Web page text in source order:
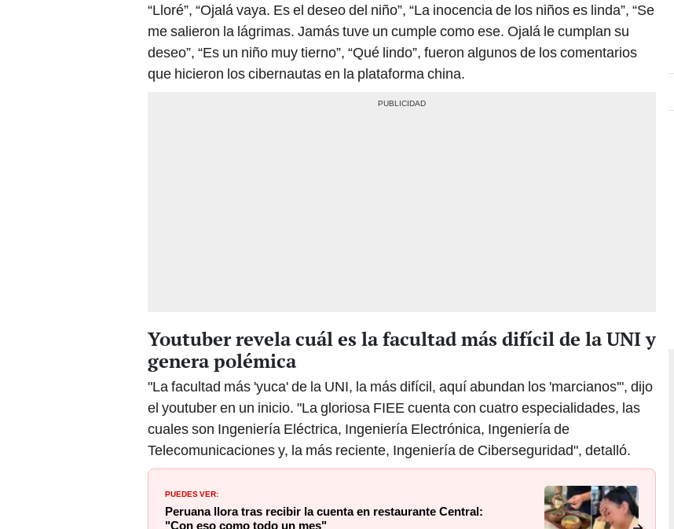
“Lloré”, “Ojalá vaya. Es el deseo del niño”, “La inocencia de los niños es linda”, “Se
me salieron la lágrimas. Jamás tuve un cumple como ese. Ojalá le cumplan su
deseo”, “Es un niño muy tierno”, “Qué lindo”, fueron algunos de los comentarios
que hicieron los cibernautas en la plataforma china.
Youtuber revela cuál es la facultad más difícil de la UNI y
genera polémica
"La facultad más 'yuca' de la UNI, la más difícil, aquí abundan los 'marcianos'", dijo
el youtuber en un inicio. "La gloriosa FIEE cuenta con cuatro especialidades, las
cuales son Ingeniería Eléctrica, Ingeniería Electrónica, Ingeniería de
Telecomunicaciones y, la más reciente, Ingeniería de Ciberseguridad", detalló.
PUEDES VER:
Peruana llora tras recibir la cuenta en restaurante Central:
"Con eso como todo un mes"